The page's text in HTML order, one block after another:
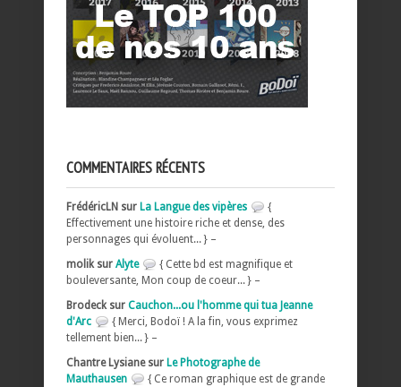
COMMENTAIRES RÉCENTS
FrédéricLN sur La Langue des vipères
{
Effectivement une histoire riche et dense, des
personnages qui évoluent... } –
molik sur Alyte
{ Cette bd est magnifique et
bouleversante, Mon coup de coeur... } –
Brodeck sur Cauchon...ou l'homme qui tua Jeanne
d'Arc
{ Merci, Bodoï ! A la fin, vous exprimez
tellement bien... } –
Chantre Lysiane sur Le Photographe de
Mauthausen
{ Ce roman graphique est de grande